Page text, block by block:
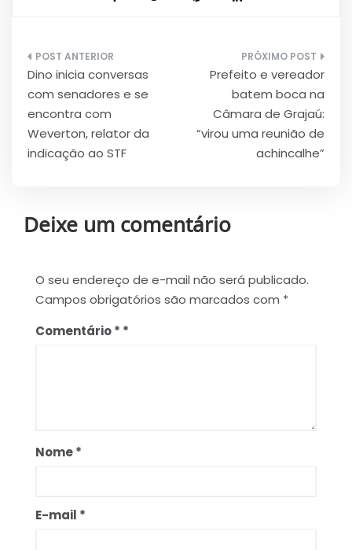
Navegação
de
Post
Dino inicia conversas
com senadores e se
encontra com
Weverton, relator da
indicação ao STF
Prefeito e vereador
batem boca na
Câmara de Grajaú:
“virou uma reunião de
achincalhe”
Deixe um comentário
O seu endereço de e-mail não será publicado.
Campos obrigatórios são marcados com *
Comentário*
Nome*
E-mail *